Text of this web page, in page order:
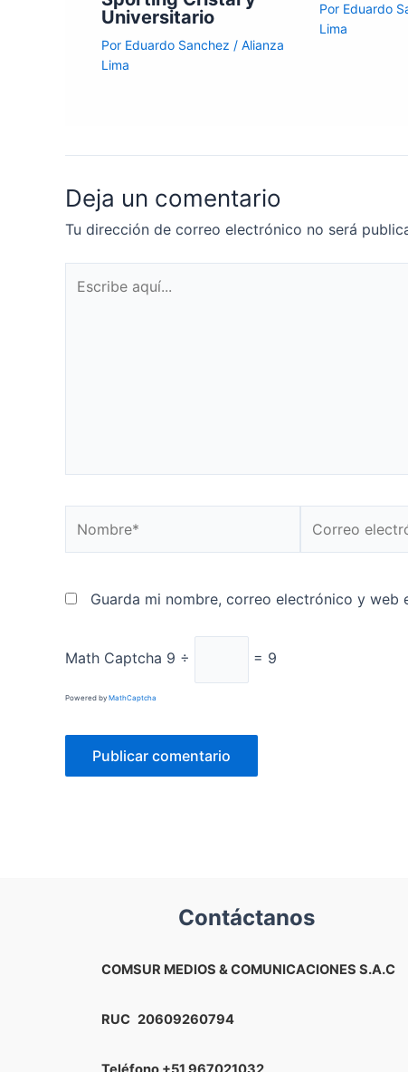
Universitario
Por Eduardo Sanchez / Alianza
Lima
Por Eduardo
Lima
Deja un comentario
Tu dirección de correo electrónico no será
aquí...
electrónico*
Guarda mi nombre, correo electrónico y
Math Captcha 9 ÷ = 9
Powered by MathCaptcha
Contáctanos
COMSUR MEDIOS & COMUNICACIONES S.A.C
RUC 20609260794